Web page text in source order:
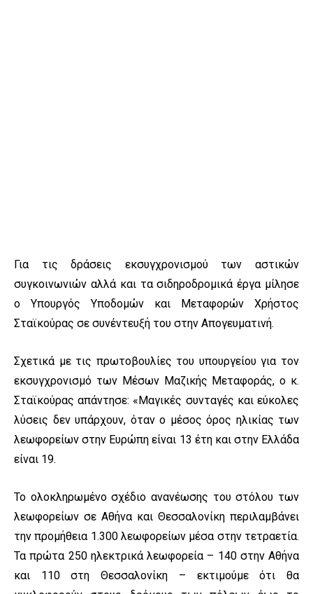
Για τις δράσεις εκσυγχρονισμού των αστικών
συγκοινωνιών αλλά και τα σιδηροδρομικά έργα μίλησε
ο Υπουργός Υποδομών και Μεταφορών Χρήστος
Σταϊκούρας σε συνέντευξή του στην Απογευματινή.
Σχετικά με τις πρωτοβουλίες του υπουργείου για τον
εκσυγχρονισμό των Μέσων Μαζικής Μεταφοράς, ο κ.
Σταϊκούρας απάντησε: «Μαγικές συνταγές και εύκολες
λύσεις δεν υπάρχουν, όταν ο μέσος όρος ηλικίας των
λεωφορείων στην Ευρώπη είναι 13 έτη και στην Ελλάδα
είναι 19.
Το ολοκληρωμένο σχέδιο ανανέωσης του στόλου των
λεωφορείων σε Αθήνα και Θεσσαλονίκη περιλαμβάνει
την προμήθεια 1.300 λεωφορείων μέσα στην τετραετία.
Τα πρώτα 250 ηλεκτρικά λεωφορεία – 140 στην Αθήνα
και 110 στη Θεσσαλονίκη – εκτιμούμε ότι θα